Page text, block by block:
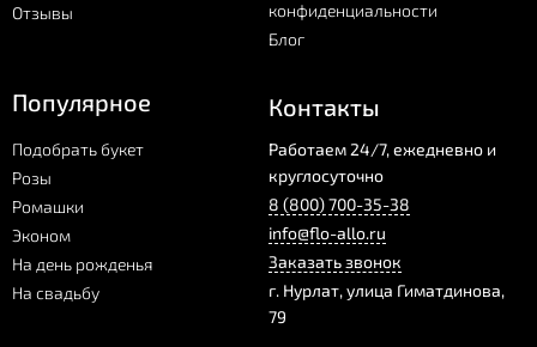
непременно поймет, что вы жалеете о размолвке и хотите
в нашем интернет магазине.
«Рандеву», «Прикосновение», «Красное сердце с Рафаэлло»,—
эти и другие композиции доступны к покупке прямо сейчас.
Отзывы
конфиденциальности
Блог
Популярное
Подобрать букет
Розы
Ромашки
Эконом
На день рожденья
На свадьбу
Контакты
Работаем 24/7, ежедневно и
круглосуточно
8 (800) 700-35-38
info@flo-allo.ru
Заказать звонок
г. Нурлат,улица Гиматдинова,
79